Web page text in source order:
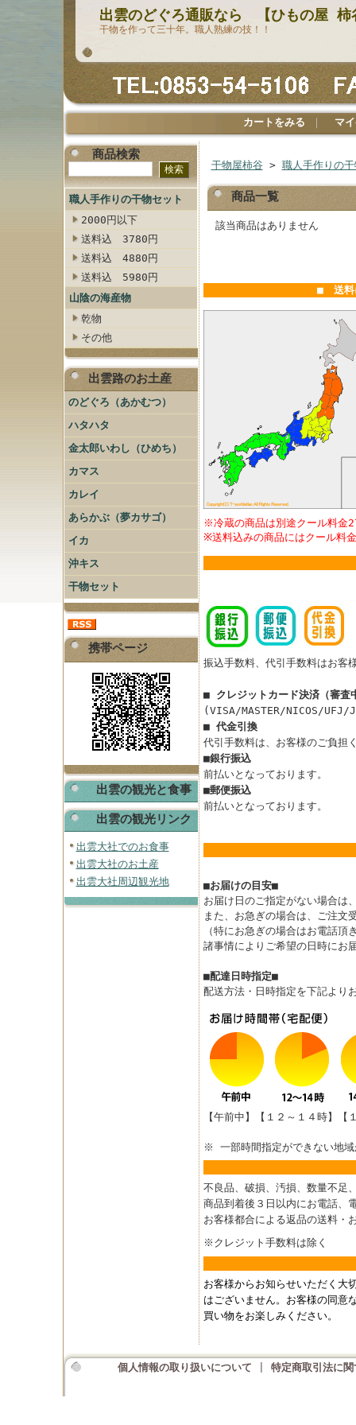
出雲のどぐろ通販なら 【ひもの屋 柿
干物を作って三十年。職人熟練の技！！
カートをみる ｜ マ
商品検索
職人手作りの干物セット
2000円以下
送料込 3780円
送料込 4880円
送料込 5980円
山陰の海産物
乾物
その他
出雲路のお土産
のどぐろ（あかむつ）
ハタハタ
金太郎いわし（ひめち）
カマス
カレイ
あらかぶ（夢カサゴ）
イカ
沖キス
干物セット
携帯ページ
出雲の観光と食事
出雲の観光リンク
出雲大社でのお食事
出雲大社のお土産
出雲大社周辺観光地
干物屋柿谷> 職人手作りの
商品一覧
該当商品はありません
■ 送料
※冷蔵の商品は別途クール料金
※送料込みの商品にはクール料
振込手数料、代引手数料はお客
■ クレジットカード決済（審査
(VISA/MASTER/NICOS/
■ 代金引換
代引手数料は、お客様のご負担
■銀行振込
前払いとなっております。
■郵便振込
前払いとなっております。
■お届けの目安■
お届け日のご指定がない場合は
また、お急ぎの場合は、ご注文
（特にお急ぎの場合はお電話
諸事情によりご希望の日時にお
■配達日時指定■
配送方法・日時指定を下記より
【午前中】【１２～１４時】
※ 一部時間指定ができない地
不良品、破損、汚損、数量不足
商品到着後３日以内にお電話、
お客様都合による返品の送料・
※クレジット手数料は除く
お客様からお知らせいただく大
はございません。お客様の同意
買い物をお楽しみください。
個人情報の取り扱いについて 特定商取引法に関